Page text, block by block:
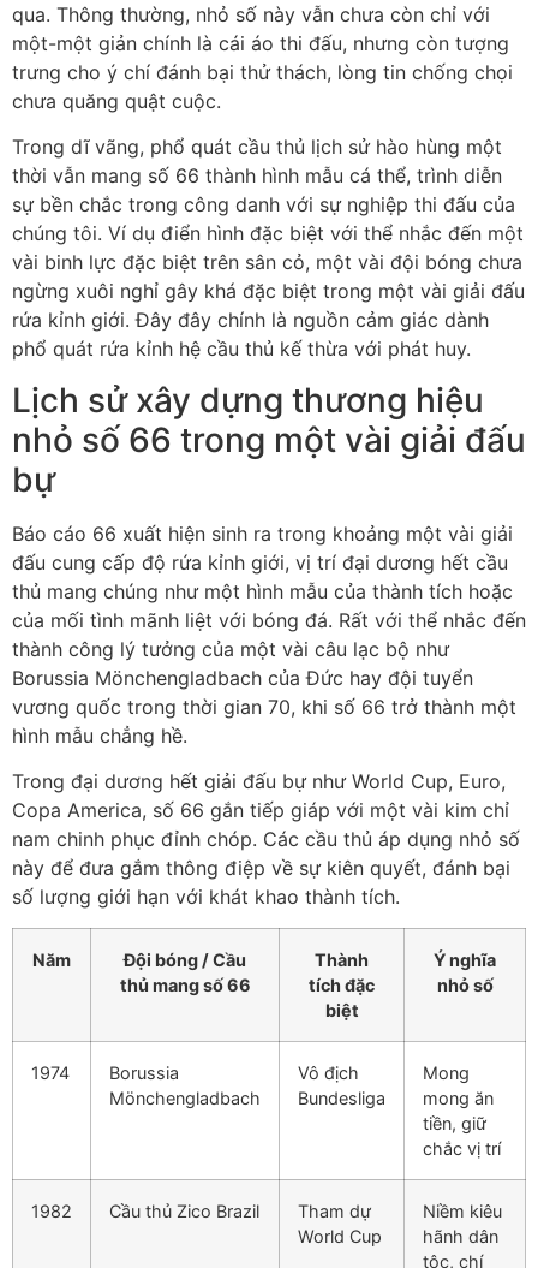
qua. Thông thường, nhỏ số này vẫn chưa còn chỉ với
một-một giản chính là cái áo thi đấu, nhưng còn tượng
trưng cho ý chí đánh bại thử thách, lòng tin chống chọi
chưa quăng quật cuộc.
Trong dĩ vãng, phổ quát cầu thủ lịch sử hào hùng một
thời vẫn mang số 66 thành hình mẫu cá thể, trình diễn
sự bền chắc trong công danh với sự nghiệp thi đấu của
chúng tôi. Ví dụ điển hình đặc biệt với thể nhắc đến một
vài binh lực đặc biệt trên sân cỏ, một vài đội bóng chưa
ngừng xuôi nghỉ gây khá đặc biệt trong một vài giải đấu
rứa kỉnh giới. Đây đây chính là nguồn cảm giác dành
phổ quát rứa kỉnh hệ cầu thủ kế thừa với phát huy.
Lịch sử xây dựng thương hiệu
nhỏ số 66 trong một vài giải đấu
bự
Báo cáo 66 xuất hiện sinh ra trong khoảng một vài giải
đấu cung cấp độ rứa kỉnh giới, vị trí đại dương hết cầu
thủ mang chúng như một hình mẫu của thành tích hoặc
của mối tình mãnh liệt với bóng đá. Rất với thể nhắc đến
thành công lý tưởng của một vài câu lạc bộ như
Borussia Mönchengladbach của Đức hay đội tuyển
vương quốc trong thời gian 70, khi số 66 trở thành một
hình mẫu chẳng hề.
Trong đại dương hết giải đấu bự như World Cup, Euro,
Copa America, số 66 gắn tiếp giáp với một vài kim chỉ
nam chinh phục đỉnh chóp. Các cầu thủ áp dụng nhỏ số
này để đưa gắm thông điệp về sự kiên quyết, đánh bại
số lượng giới hạn với khát khao thành tích.
Năm
Đội bóng / Cầu
thủ mang số 66
Thành
tích đặc
biệt
Ý nghĩa
nhỏ số
1974
Borussia
Mönchengladbach
Vô địch
Bundesliga
Mong
mong ăn
tiền, giữ
chắc vị trí
1982 Cầu thủ Zico Brazil
Tham dự
World Cup
Niềm kiêu
hãnh dân
tộc, chí